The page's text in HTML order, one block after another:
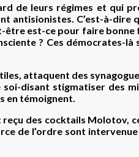
de leurs régimes et qui
antisionistes. C’est-à-dire
être est-ce pour faire bonne
? Ces démocrates-là
attaquent des
disant stigmatiser des
en témoignent.
reçu des cocktails Molotov,
de l’ordre sont